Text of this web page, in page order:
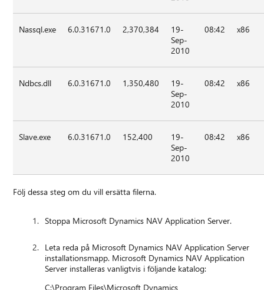
Nassql.exe 6.0.31671.0 2,370,384
19-
Sep-
2010
08:42 x86
Ndbcs.dll 6.0.31671.0 1,350,480
19-
Sep-
2010
08:42 x86
Slave.exe 6.0.31671.0 152,400
19-
Sep-
2010
08:42 x86
Följ dessa steg om du vill ersätta filerna.
Stoppa Microsoft Dynamics NAV Application Server.
Leta reda på Microsoft Dynamics NAV Application Server
installationsmapp. Microsoft Dynamics NAV Application
Server installeras vanligtvis i följande katalog:
C:\Program Files\Microsoft Dynamics